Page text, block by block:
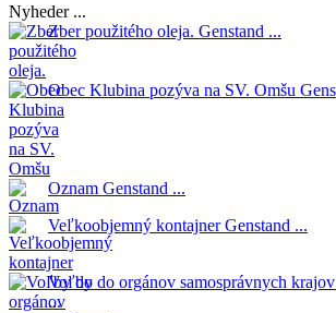
Nyheder ...
Zber použitého oleja. Genstand ...
Obec Klubina pozýva na SV. Omšu
Oznam Genstand ...
Veľkoobjemný kontajnerGenstand ...
Voľby do orgánov samosprávnych krajov
...